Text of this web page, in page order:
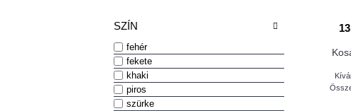
SZÍN
fehér
fekete
khaki
piros
szürke